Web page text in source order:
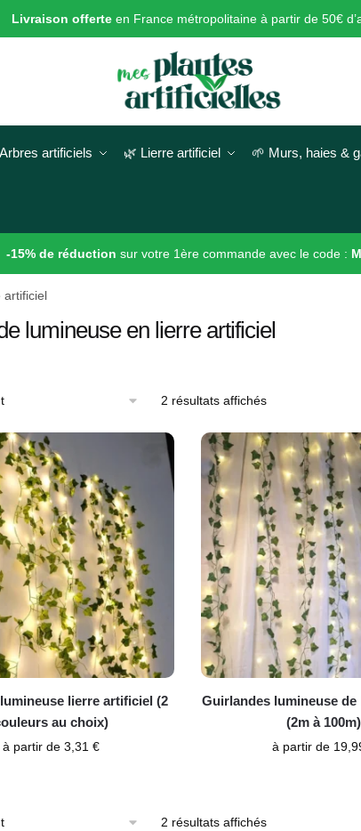
Livraison offerteen France métropolitaine à partir de 50€
artificiels 🌿 Lierre artificiel 🌱 Murs, haies &
-15% de réduction sur votre 1ère commande avec le code :
artificiel
lumineuse en lierre artificiel
2 résultats affichés
lierre artificiel (2
au choix)
à partir de3,31€
Guirlandes lumineuse
(2m à 100m)
à partir de
2 résultats affichés